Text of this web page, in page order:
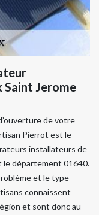
Saint Jerome
de votre
Pierrot est le
installateurs de
le département 01640.
et le type
connaissent
et sont donc au